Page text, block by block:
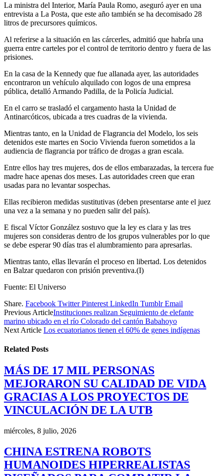
La ministra del Interior, María Paula Romo, aseguró ayer en una
entrevista a La Posta, que este año también se ha decomisado 28
litros de precursores químicos.
Al referirse a la situación en las cárcerles, admitió que habría una
guerra entre carteles por el control de territorio dentro y fuera de las
prisiones.
En la casa de la Kennedy que fue allanada ayer, las autoridades
encontraron un vehículo alquilado con logos de una empresa
pública, detalló Armando Padilla, de la Policía Judicial.
En el carro se trasladó el cargamento hasta la Unidad de
Antinarcóticos, ubicada a tres cuadras de la vivienda.
Mientras tanto, en la Unidad de Flagrancia del Modelo, los seis
detenidos este martes en Socio Vivienda fueron sometidos a la
audiencia de flagrancia por tráfico de drogas a gran escala.
Entre ellos hay tres mujeres, dos de ellos embarazadas, la tercera fue
madre hace apenas dos meses. Las autoridades creen que eran
usadas para no levantar sospechas.
Ellas recibieron medidas sustitutivas (deben presentarse ante el juez
una vez a la semana y no pueden salir del país).
E fiscal Víctor González sostuvo que la ley es clara y las tres
mujeres son consideras dentro de los grupos vulnerables por lo que
se debe esperar 90 días tras el alumbramiento para apresarlas.
Mientras tanto, ellas llevarán el proceso en libertad. Los detenidos
en Balzar quedaron con prisión preventiva.(I)
Fuente: El Universo
Share. Facebook Twitter Pinterest LinkedIn Tumblr Email
Previous ArticleInstituciones realizan Seguimiento de elefante
marino ubicado en el río Colorado del cantón Babahoyo
Next Article Los ecuatorianos tienen el 60% de genes indígenas
Related Posts
MÁS DE 17 MIL PERSONAS
MEJORARON SU CALIDAD DE VIDA
GRACIAS A LOS PROYECTOS DE
VINCULACIÓN DE LA UTB
miércoles, 8 julio, 2026
CHINA ESTRENA ROBOTS
HUMANOIDES HIPERREALISTAS